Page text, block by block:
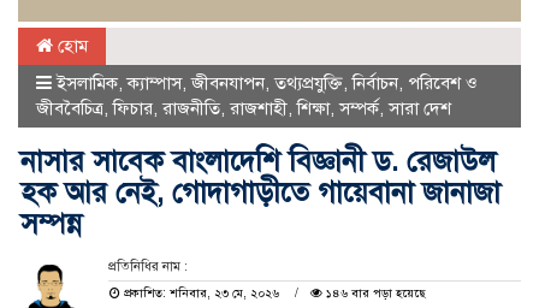
হোম
ইসলামিক,ক্যাম্পাস,জীবনযাপন,তথ্যপ্রযুক্তি,নির্বাচন, পরিবেশ ও
জীববৈচিত্র,ফিচার, রাজনীতি, রাজশাহী,শিক্ষা,সম্পর্ক,সারা দেশ
নাসার সাবেক বাংলাদেশি বিজ্ঞানী ড. রেজাউল
হক আর নেই, গোদাগাড়ীতে গায়েবানা জানাজা
সম্পন্ন
প্রতিনিধির নাম :
প্রকাশিত: শনিবার, ২৩ মে, ২০২৬
১৪৬ বার পড়া হয়েছে